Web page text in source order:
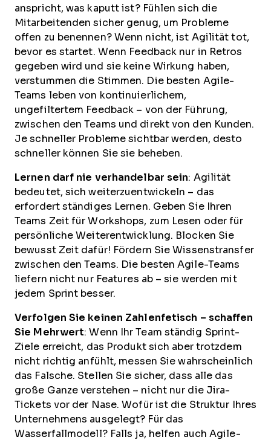
anspricht, was kaputt ist? Fühlen sich die
Mitarbeitenden sicher genug, um Probleme
offen zu benennen? Wenn nicht, ist Agilität tot,
bevor es startet. Wenn Feedback nur in Retros
gegeben wird und sie keine Wirkung haben,
verstummen die Stimmen. Die besten Agile-
Teams leben von kontinuierlichem,
ungefiltertem Feedback – von der Führung,
zwischen den Teams und direkt von den Kunden.
Je schneller Probleme sichtbar werden, desto
schneller können Sie sie beheben.
Lernen darf nie verhandelbar sein: Agilität
bedeutet, sich weiterzuentwickeln – das
erfordert ständiges Lernen. Geben Sie Ihren
Teams Zeit für Workshops, zum Lesen oder für
persönliche Weiterentwicklung. Blocken Sie
bewusst Zeit dafür! Fördern Sie Wissenstransfer
zwischen den Teams. Die besten Agile-Teams
liefern nicht nur Features ab – sie werden mit
jedem Sprint besser.
Verfolgen Sie keinen Zahlenfetisch – schaffen
Sie Mehrwert: Wenn Ihr Team ständig Sprint-
Ziele erreicht, das Produkt sich aber trotzdem
nicht richtig anfühlt, messen Sie wahrscheinlich
das Falsche. Stellen Sie sicher, dass alle das
große Ganze verstehen – nicht nur die Jira-
Tickets vor der Nase. Wofür ist die Struktur Ihres
Unternehmens ausgelegt? Für das
Wasserfallmodell? Falls ja, helfen auch Agile-